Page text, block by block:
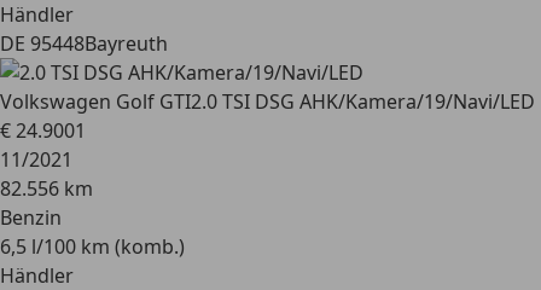
Händler
DE 95448Bayreuth
Volkswagen Golf GTI2.0 TSI DSG AHK/Kamera/19/Navi/LED
€ 24.9001
11/2021
82.556 km
Benzin
6,5 l/100 km (komb.)
Händler